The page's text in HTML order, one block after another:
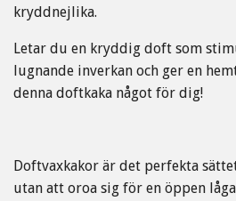
kryddnejlika.
Letar du en kryddig doft som
lugnande inverkan och ger en
denna doftkaka något för dig!
Doftvaxkakor är det perfekta
utan att oroa sig för en öppen